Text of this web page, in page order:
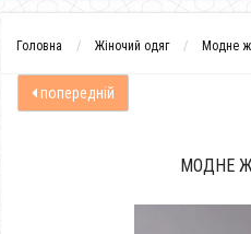
Головна Жіночий одяг Модне
попередній
МОДНЕ